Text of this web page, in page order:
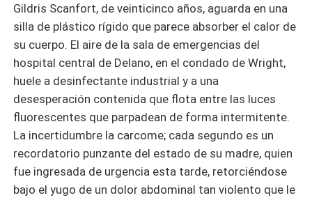
Gildris Scanfort, de veinticinco años, aguarda en una
silla de plástico rígido que parece absorber el calor de
su cuerpo. El aire de la sala de emergencias del
hospital central de Delano, en el condado de Wright,
huele a desinfectante industrial y a una
desesperación contenida que flota entre las luces
fluorescentes que parpadean de forma intermitente.
La incertidumbre la carcome; cada segundo es un
recordatorio punzante del estado de su madre, quien
fue ingresada de urgencia esta tarde, retorciéndose
bajo el yugo de un dolor abdominal tan violento que le